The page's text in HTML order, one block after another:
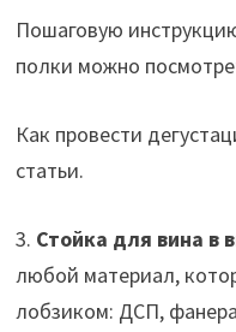
Пошаговую
полки можно
Как провести
статьи.
3. Стойка для вина в
любой материал,
лобзиком: ДСП,